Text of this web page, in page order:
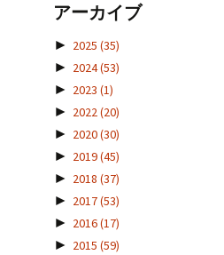
アーカイブ
► 2025 (35)
► 2024(53)
► 2023 (1)
► 2022(20)
► 2020(30)
► 2019(45)
► 2018 (37)
► 2017(53)
► 2016(17)
► 2015 (59)